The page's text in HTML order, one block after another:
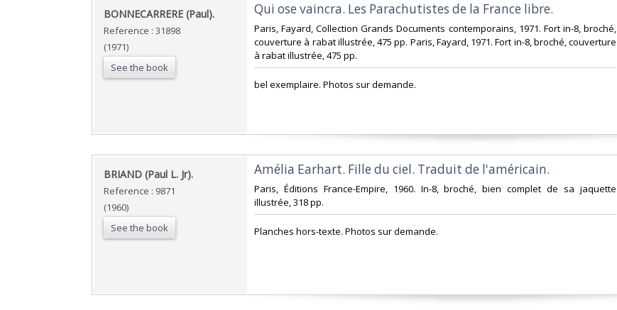
‎BONNECARRERE (Paul).‎
Reference : 31898
(1971)
See the book
‎Qui ose vaincra. Les Parachutistes de la France libre.‎
‎Paris, Fayard, Collection Grands Documents contemporains, 1971. Fort in-8, broché,
couverture à rabat illustrée, 475 pp. Paris, Fayard, 1971. Fort in-8, broché, couverture
à rabat illustrée, 475 pp. ‎
‎bel exemplaire. Photos sur demande.‎
‎BRIAND (Paul L. Jr).‎
Reference : 9871
(1960)
See the book
‎Amélia Earhart. Fille du ciel. Traduit de l'américain.‎
‎Paris, Éditions France-Empire, 1960. In-8, broché, bien complet de sa jaquette
illustrée, 318 pp. ‎
‎Planches hors-texte. Photos sur demande.‎